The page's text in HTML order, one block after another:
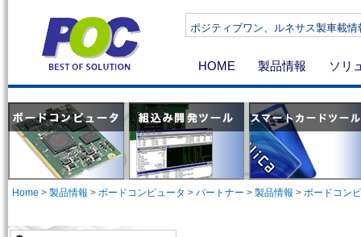
ＩＳＯおよびＪＩＳ対応した磁
A15＆A7)搭載ボードコンピ …
HOME 製品情報 ソリ
Home > 製品情報 > ボードコンピュータ > パートナー > 製品情報 > ボードコン